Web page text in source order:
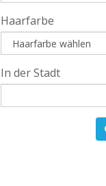
Haarfarbe
In der Stadt